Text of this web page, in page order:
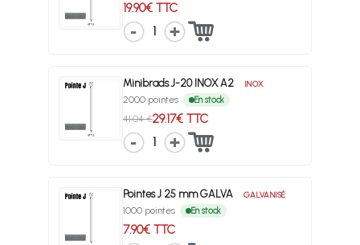
19.90€ TTC
1
Minibrads J-20 INOX A2 INOX
2000 pointes En stock
41.04 €29.17€ TTC
1
Pointes J 25 mm GALVA GALVANISÉ
1000 pointes En stock
7.90€ TTC